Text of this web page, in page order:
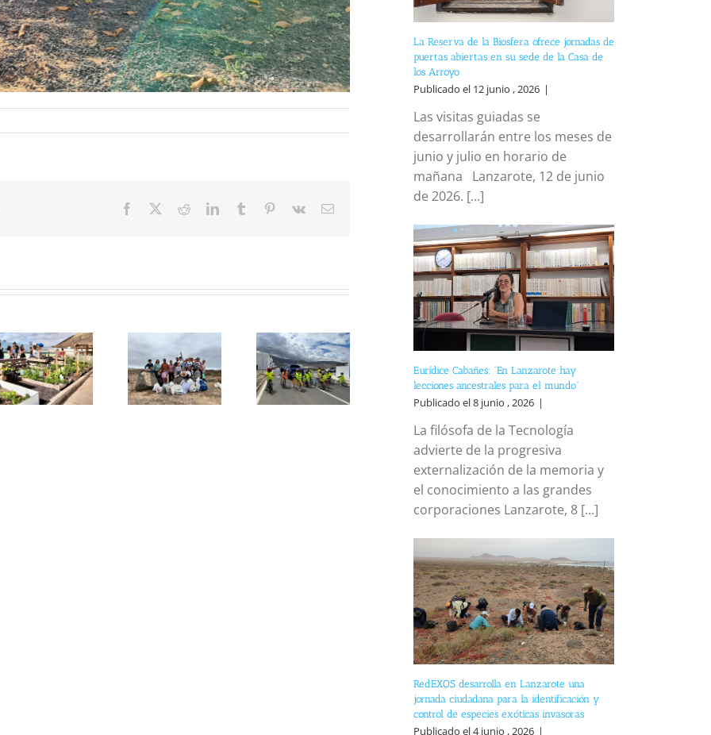
Facebook RedditLinkedInTumblr Pinterest
Vk
Correo
La Reserva de la Biosfera ofrece jornadas de
puertas abiertas en su sede de la Casa de
los Arroyo
Publicado el 12 junio , 2026 |
Las visitas guiadas se
desarrollarán entre los meses de
junio y julio en horario de
mañana Lanzarote, 12 de junio
de 2026. [...]
Eurídice Cabañes: “En Lanzarote hay
lecciones ancestrales para el mundo”
Publicado el 8 junio , 2026 |
La filósofa de la Tecnología
advierte de la progresiva
externalización de la memoria y
el conocimiento a las grandes
corporaciones Lanzarote, 8 [...]
RedEXOS desarrolla en Lanzarote una
jornada ciudadana para la identificación y
control de especies exóticas invasoras
Publicado el 4 junio , 2026 |